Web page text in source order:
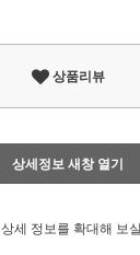
상품리뷰
상세정보 새창 열기
상세 정보를 확대해 보